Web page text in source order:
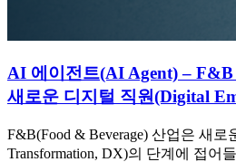
AI 에이전트(AI Agent) –
새로운 디지털 직원(Digital
F&B(Food & Beverage) 산업은 새로
Transformation, DX)의 단계에 접어